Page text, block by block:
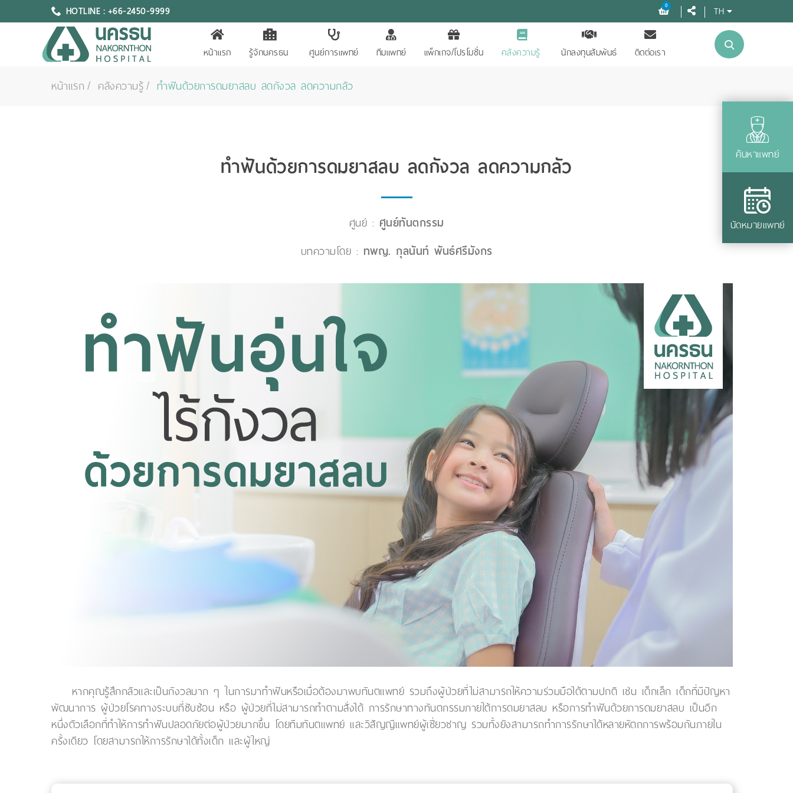
HOTLINE : +66-2450-9999 0 TH
หน้าแรก รู้จักนครธน ศูนย์การแพทย์ ทีมแพทย์ แพ็กเกจ/โปรโมชั่น คลังความรู้ นักลงทุนสัมพันธ์ ติดต่อเรา
ค้นหาแพทย์
นัดหมายแพทย์
หน้าแรก คลังความรู้ ทำฟันด้วยการดมยาสลบ ลดกังวล ลดความกลัว
ทำฟันด้วยการดมยาสลบ ลดกังวล ลดความกลัว
ศูนย์ : ศูนย์ทันตกรรม
บทความโดย : ทพญ. กุลนันท์ พันธ์ศรีมังกร
หากคุณรู้สึกกลัวและเป็นกังวลมาก ๆ ในการมาทำฟันหรือเมื่อต้องมาพบทันตแพทย์ รวมถึงผู้ป่วยที่ไม่สามารถให้ความร่วมมือได้ตามปกติ เช่น เด็กเล็ก เด็กที่มีปัญหา
พัฒนาการ ผู้ป่วยโรคทางระบบที่ซับซ้อน หรือ ผู้ป่วยที่ไม่สามารถทำตามสั่งได้ การรักษาทางทันตกรรมภายใต้การดมยาสลบ หรือการทำฟันด้วยการดมยาสลบ เป็นอีก
หนึ่งตัวเลือกที่ทำให้การทำฟันปลอดภัยต่อผู้ป่วยมากขึ้น โดยทีมทันตแพทย์ และวิสัญญีแพทย์ผู้เชี่ยวชาญ รวมทั้งยังสามารถทำการรักษาได้หลายหัตถการพร้อมกันภายใน
ครั้งเดียว โดยสามารถให้การรักษาได้ทั้งเด็ก และผู้ใหญ่